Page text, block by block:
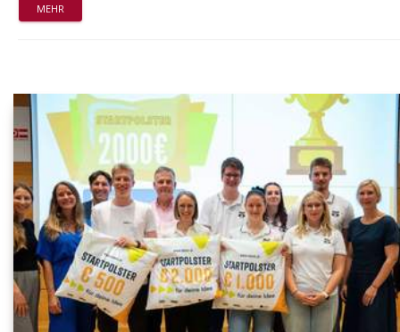
MEHR